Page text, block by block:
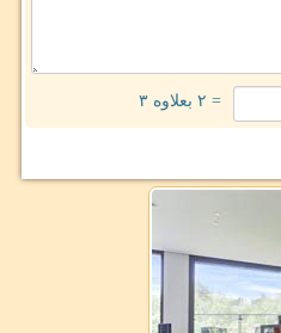
= ۲ بعلاوه ۳